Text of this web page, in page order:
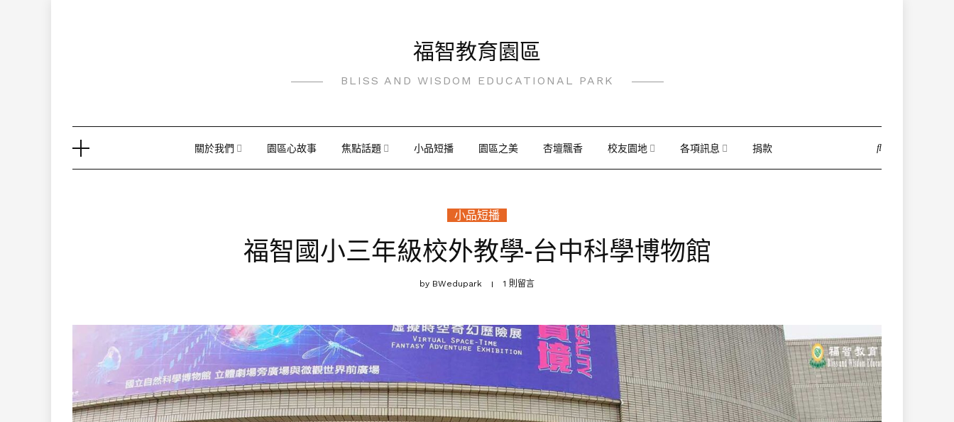
福智教育園區
BLISS AND WISDOM EDUCATIONAL PARK
關於我們 園區心故事 焦點話題 小品短播 園區之美 杏壇飄香 校友園地 各項訊息 捐款
小品短播
福智國小三年級校外教學-台中科學博物館
by BWedupark 1 則留言